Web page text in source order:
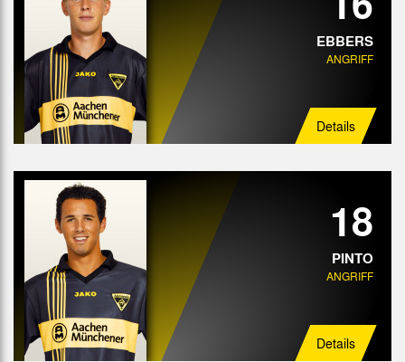
EBBERS
ANGRIFF
Details
18
PINTO
ANGRIFF
Details